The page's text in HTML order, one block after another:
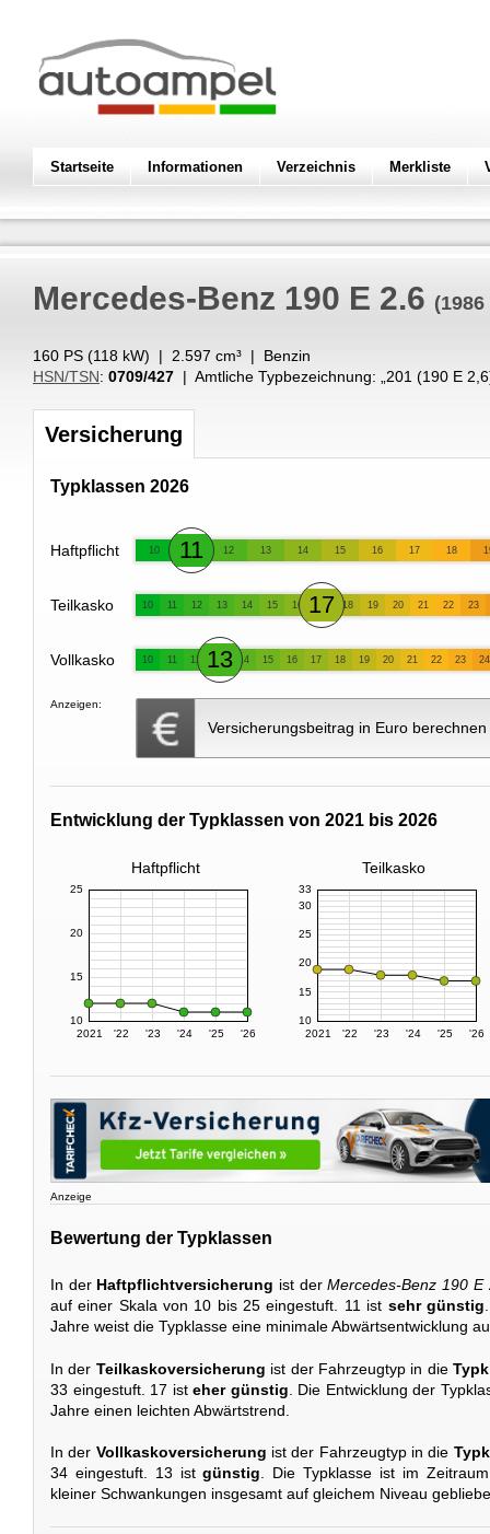
Startseite Informationen Verzeichnis Merkliste
Mercedes-Benz 190 E 2.6 (1986
160 PS (118 kW) | 2.597 cm³ | Benzin
HSN/TSN: 0709/427 | Amtliche Typbezeichnung: „ 201 (190 E
Versicherung
Typklassen 2026
Haftpflicht 10 11 12 13 14 15 16 17 18
Teilkasko 10 11 12 13 14 15 16 17 18 19 20 21 22 23
Vollkasko 10 11 12 13 14 15 16 17 18 19 20 21 22 23 24
Anzeigen:
Versicherungsbeitrag in Euro berechnen
Entwicklung der Typklassen von 2021 bis 2026
Haftpflicht Teilkasko
2021 '22 '23 '24 '25 '26
10
15
20
25
2021 '22 '23 '24 '25 '26
10
15
20
25
30
33
Anzeige
Bewertung der Typklassen
In der Haftpflichtversicherung ist derMercedes-Benz 190 E
auf einer Skala von 10 bis 25 eingestuft. 11 ist sehr günstig
Jahre weist die Typklasse eine minimale Abwärtsentwicklung
In der Teilkaskoversicherung ist der Fahrzeugtyp in die
33 eingestuft. 17 ist eher günstig . Die Entwicklung der
Jahre einen leichten Abwärtstrend.
In der Vollkaskoversicherung ist der Fahrzeugtyp in die
34 eingestuft. 13 istgünstig. Die Typklasse ist im
kleiner Schwankungen insgesamt auf gleichem Niveau